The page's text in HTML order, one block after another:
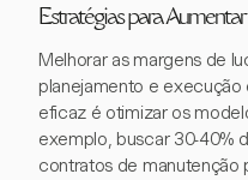
Estratégias para
Melhorar as margens de
planejamento e
eficaz é otimizar os
exemplo, buscar 30-40%
contratos de manutenção